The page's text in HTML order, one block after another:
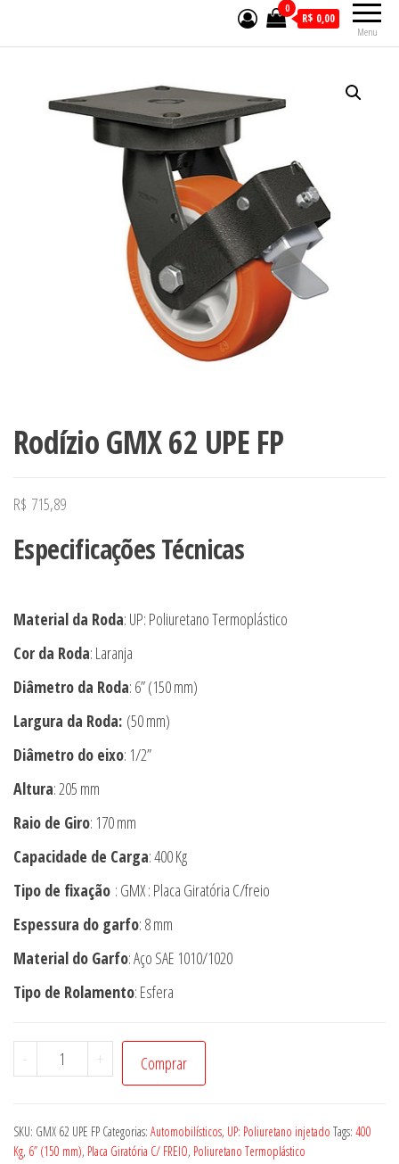
Menu
0
R$ 0,00
Rodízio GMX 62 UPE FP
R$ 715,89
Especificações Técnicas
Material da Roda: UP: Poliuretano Termoplástico
Cor da Roda: Laranja
Diâmetro da Roda: 6” (150 mm)
Largura da Roda: (50 mm)
Diâmetro do eixo: 1/2”
Altura: 205 mm
Raio de Giro: 170 mm
Capacidade de Carga: 400 Kg
Tipo de fixação : GMX : Placa Giratória C/freio
Espessura do garfo: 8 mm
Material do Garfo: Aço SAE 1010/1020
Tipo de Rolamento: Esfera
-
Rodízio
GMX
UPE
FP
+ Comprar
SKU: GMX 62 UPE FP Categorias: Automobilísticos, UP: Poliuretano injetado Tags: 400
Kg, 6” (150 mm), Placa Giratória C/ FREIO, Poliuretano Termoplástico